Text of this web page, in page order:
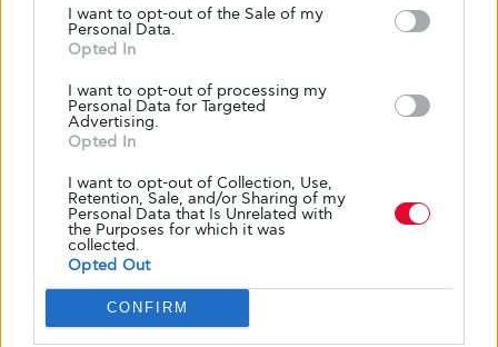
I want to opt-out of the Sale of my
Personal Data.
Opted In
I want to opt-out of processing my
Personal Data for Targeted
Advertising.
Opted In
I want to opt-out of Collection, Use,
Retention, Sale, and/or Sharing of my
Personal Data that Is Unrelated with
the Purposes for which it was
collected.
Opted Out
CONFIRM
Δημοφιλή